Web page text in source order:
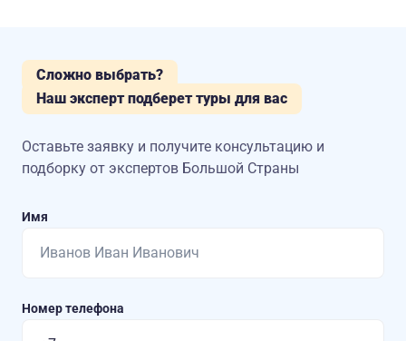
Сложно выбрать?
Наш эксперт подберет туры для вас
Оставьте заявку и получите консультацию и
подборку от экспертов Большой Страны
Имя
Номер телефона